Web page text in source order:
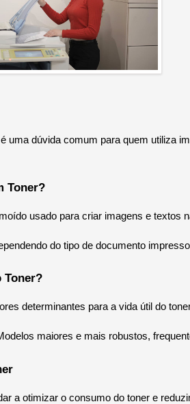
uma dúvida comum para quem utiliza
Toner?
usado para criar imagens e
do tipo de documento
Toner?
determinantes para a vida útil do
maiores e mais robustos,
a otimizar o consumo do toner e